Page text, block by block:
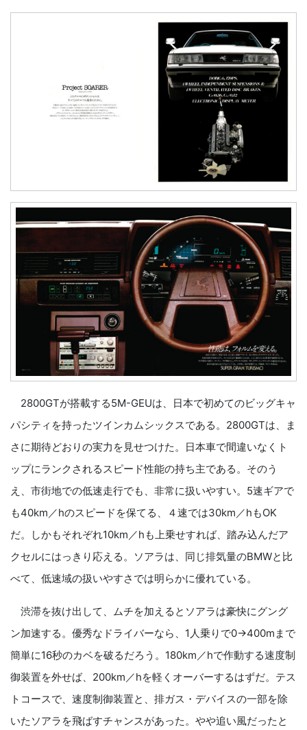
2800GTが搭載する5M-GEUは、日本で初めてのビッグキャ
パシティを持ったツインカムシックスである。2800GTは、ま
さに期待どおりの実力を見せつけた。日本車で間違いなくト
ップにランクされるスピード性能の持ち主である。そのう
え、市街地での低速走行でも、非常に扱いやすい。5速ギアで
も40km／hのスピードを保てる、４速では30km／hもOK
だ。しかもそれぞれ10km／hも上乗せすれば、踏み込んだア
クセルにはっきり応える。ソアラは、同じ排気量のBMWと比
べて、低速域の扱いやすさでは明らかに優れている。
渋滞を抜け出して、ムチを加えるとソアラは豪快にグング
ン加速する。優秀なドライバーなら、1人乗りで0→400mまで
簡単に16秒のカベを破るだろう。180km／hで作動する速度制
御装置を外せば、200km／hを軽くオーバーするはずだ。テス
トコースで、速度制御装置と、排ガス・デバイスの一部を除
いたソアラを飛ばすチャンスがあった。やや追い風だったと